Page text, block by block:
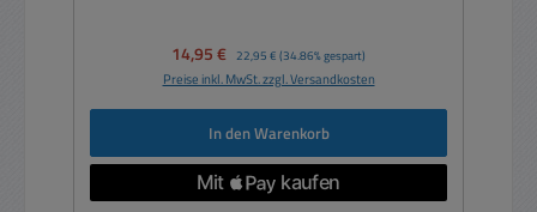
Verkaufspreis:
14,95 € Regulärer Preis:
22,95 € (34.86% gespart)
Preise inkl. MwSt. zzgl. Versandkosten
In den Warenkorb